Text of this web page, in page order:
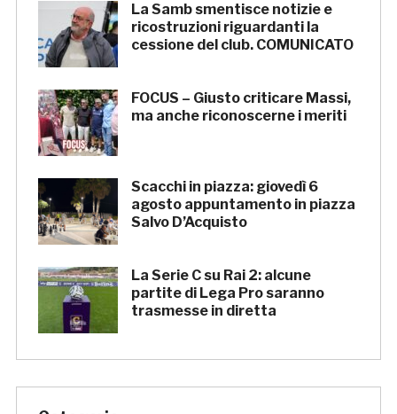
La Samb smentisce notizie e
ricostruzioni riguardanti la
cessione del club. COMUNICATO
FOCUS – Giusto criticare Massi,
ma anche riconoscerne i meriti
Scacchi in piazza: giovedì 6
agosto appuntamento in piazza
Salvo D’Acquisto
La Serie C su Rai 2: alcune
partite di Lega Pro saranno
trasmesse in diretta